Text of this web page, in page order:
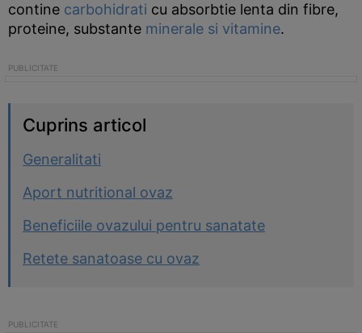
contine carbohidrati cu absorbtie lenta din fibre,
proteine, substante minerale si vitamine.
Cuprins articol
Generalitati
Aport nutritional ovaz
Beneficiile ovazului pentru sanatate
Retete sanatoase cu ovaz